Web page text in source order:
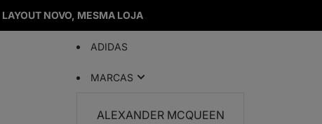
LAYOUT NOVO, MESMA LOJA
ADIDAS
MARCAS
ALEXANDER MCQUEEN